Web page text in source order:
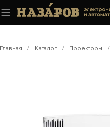
Главная / Каталог / Проекторы /